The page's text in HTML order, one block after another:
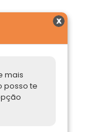
mais
posso te